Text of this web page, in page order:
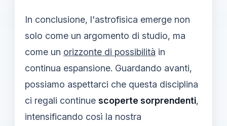
In conclusione, l'astrofisica emerge non
solo come un argomento di studio, ma
come un orizzonte di possibilità in
continua espansione. Guardando avanti,
possiamo aspettarci che questa disciplina
ci regali continue scoperte sorprendenti,
intensificando così la nostra